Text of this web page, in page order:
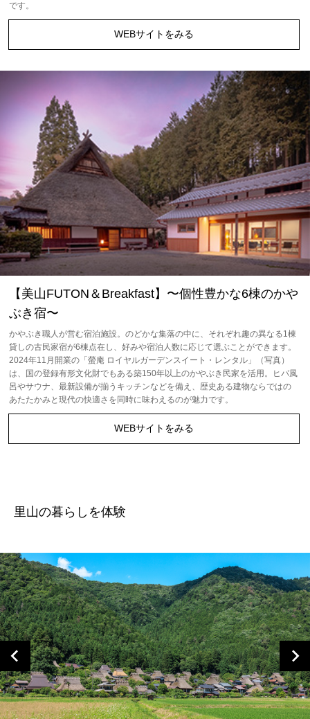
です。
WEBサイトをみる
【美⼭FUTON＆Breakfast】〜個性豊かな6棟のかや
ぶき宿〜
かやぶき職人が営む宿泊施設。のどかな集落の中に、それぞれ趣の異なる1棟
貸しの古民家宿が6棟点在し、好みや宿泊人数に応じて選ぶことができます。
2024年11月開業の「螢庵 ロイヤルガーデンスイート・レンタル」（写真）
は、国の登録有形文化財でもある築150年以上のかやぶき民家を活用。ヒバ風
呂やサウナ、最新設備が揃うキッチンなどを備え、歴史ある建物ならではの
あたたかみと現代の快適さを同時に味わえるのが魅力です。
WEBサイトをみる
⾥⼭の暮らしを体験